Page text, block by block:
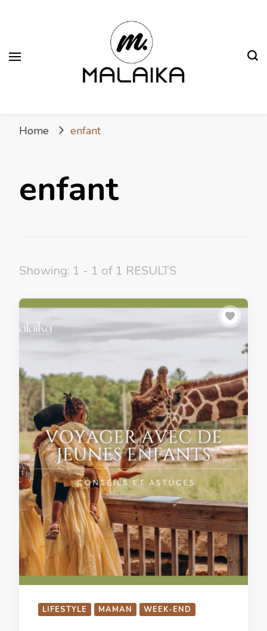
Home enfant
enfant
Showing: 1 - 1 of 1 RESULTS
LIFESTYLE MAMAN WEEK-END